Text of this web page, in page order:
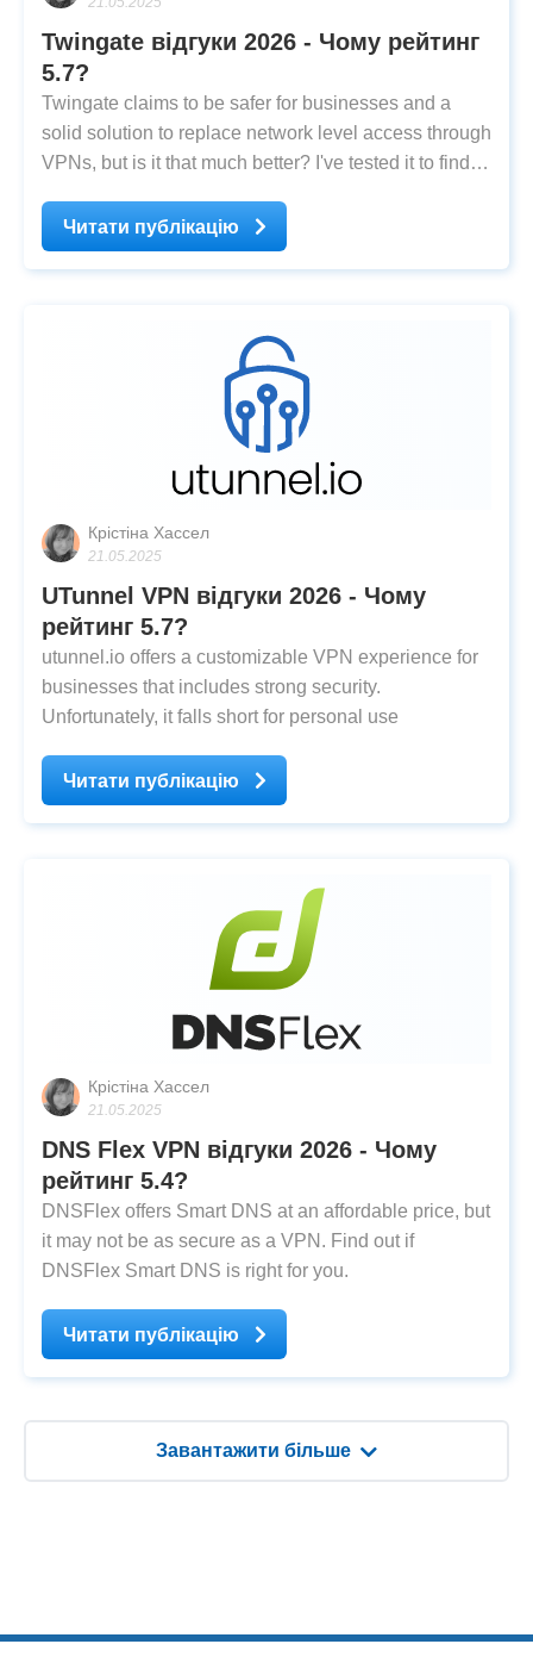
Twingate відгуки 2026 - Чому рейтинг
5.7?
Twingate claims to be safer for businesses and a
solid solution to replace network level access through
VPNs, but is it that much better? I've tested it to find
Читати публікацію
Крістіна Хассел
21.05.2025
UTunnel VPN відгуки 2026 - Чому
рейтинг 5.7?
utunnel.io offers a customizable VPN experience for
businesses that includes strong security.
Unfortunately, it falls short for personal use
Читати публікацію
Крістіна Хассел
21.05.2025
DNS Flex VPN відгуки 2026 - Чому
рейтинг 5.4?
DNSFlex offers Smart DNS at an affordable price, but
it may not be as secure as a VPN. Find out if
DNSFlex Smart DNS is right for you.
Читати публікацію
Завантажити більше